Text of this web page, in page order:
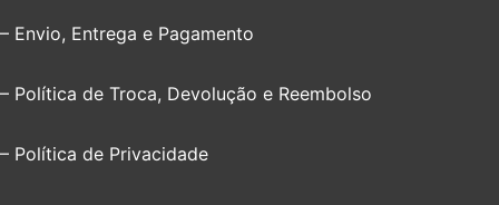
– Envio, Entrega e Pagamento
– Política de Troca, Devolução e Reembolso
– Política de Privacidade